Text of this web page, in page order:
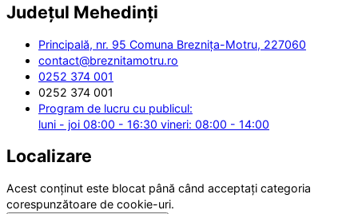
Județul Mehedinți
Principală, nr. 95 Comuna Breznița-Motru, 227060
contact@breznitamotru.ro
0252 374 001
0252 374 001
Program de lucru cu publicul:
luni - joi 08:00 - 16:30 vineri: 08:00 - 14:00
Localizare
Acest conținut este blocat până când acceptați categoria
corespunzătoare de cookie-uri.